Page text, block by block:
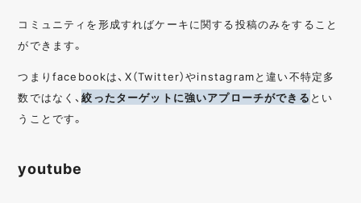
コミュニティを形成すればケーキに関する投稿のみをすること
ができます。
つまりfacebookは、X（Twitter）やinstagramと違い不特定多
数ではなく、絞ったターゲットに強いアプローチができる とい
うことです。
youtube